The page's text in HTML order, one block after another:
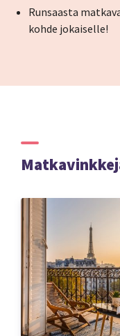
Runsaasta
kohde jokaiselle!